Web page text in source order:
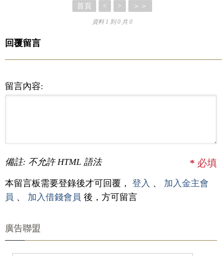
首頁 < > ＞＞
資料 1 到 0 共 0
回覆留言
留言內容:
備註: 不允許 HTML 語法 * 必填
本留言板需要登錄後才可回覆， 登入 、 加入金主會
員 、 加入借錢會員 後，方可留言
廣告聯盟